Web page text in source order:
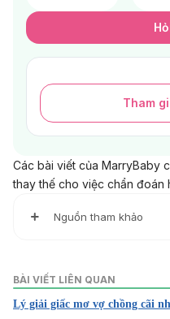
Tham
Các bài viết của MarryBaby
thay thế cho việc chẩn đoán
Nguồn tham khảo
we do?
https://www.relate.org.uk/
relationships/arguing-
BÀI VIẾT LIÊN QUAN
Lý giải giấc mơ vợ chồng cãi